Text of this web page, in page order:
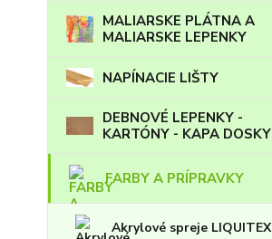
MALIARSKE PLÁTNA A
MALIARSKE LEPENKY
NAPÍNACIE LIŠTY
DEBNOVÉ LEPENKY -
KARTÓNY - KAPA DOSKY
FARBY A PRÍPRAVKY
Akrylové spreje LIQUITEX